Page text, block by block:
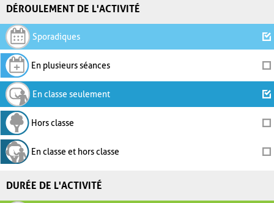
DÉROULEMENT DE L'ACTIVITÉ
Sporadiques
En plusieurs séances
En classe seulement
Hors classe
En classe et hors classe
DURÉE DE L'ACTIVITÉ